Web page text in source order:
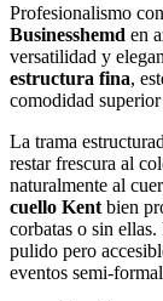
Profesionalismo
Businesshemd en
versatilidad y
estructura fina,
comodidad
La trama
restar frescura al
naturalmente al
cuello Kent bien
corbatas o sin
pulido pero
eventos semi-